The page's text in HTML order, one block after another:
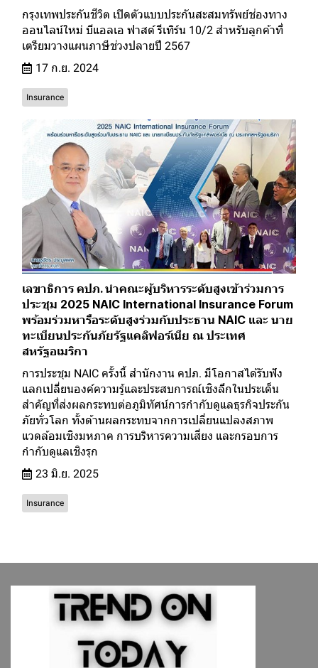
กรุงเทพประกันชีวิต เปิดตัวแบบประกันสะสมทรัพย์ช่องทาง
ออนไลน์ใหม่ บีแอลเอ ฟาสต์ รีเทิร์น 10/2 สำหรับลูกค้าที่
เตรียมวางแผนภาษีช่วงปลายปี 2567
17 ก.ย. 2024
Insurance
เลขาธิการ คปภ. นำคณะผู้บริหารระดับสูงเข้าร่วมการ
ประชุม 2025 NAIC International Insurance Forum
พร้อมร่วมหารือระดับสูงร่วมกับประธาน NAIC และ นาย
ทะเบียนประกันภัยรัฐแคลิฟอร์เนีย ณ ประเทศ
สหรัฐอเมริกา
การประชุม NAIC ครั้งนี้ สำนักงาน คปภ. มีโอกาสได้รับฟัง
แลกเปลี่ยนองค์ความรู้และประสบการณ์เชิงลึกในประเด็น
สำคัญที่ส่งผลกระทบต่อภูมิทัศน์การกำกับดูแลธุรกิจประกัน
ภัยทั่วโลก ทั้งด้านผลกระทบจากการเปลี่ยนแปลงสภาพ
แวดล้อมเชิงมหภาค การบริหารความเสี่ยง และกรอบการ
กำกับดูแลเชิงรุก
23 มิ.ย. 2025
Insurance